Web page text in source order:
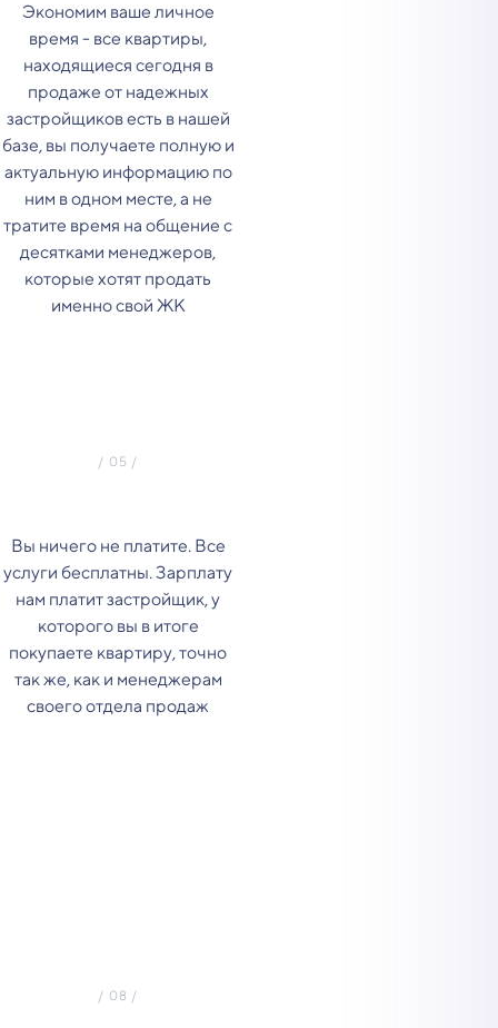
Экономим ваше личное
время - все квартиры,
находящиеся сегодня в
продаже от надежных
застройщиков есть в нашей
базе, вы получаете полную и
актуальную информацию по
ним в одном месте, а не
тратите время на общение с
десятками менеджеров,
которые хотят продать
именно свой ЖК
Вы ничего не платите. Все
услуги бесплатны. Зарплату
нам платит застройщик, у
которого вы в итоге
покупаете квартиру, точно
так же, как и менеджерам
своего отдела продаж